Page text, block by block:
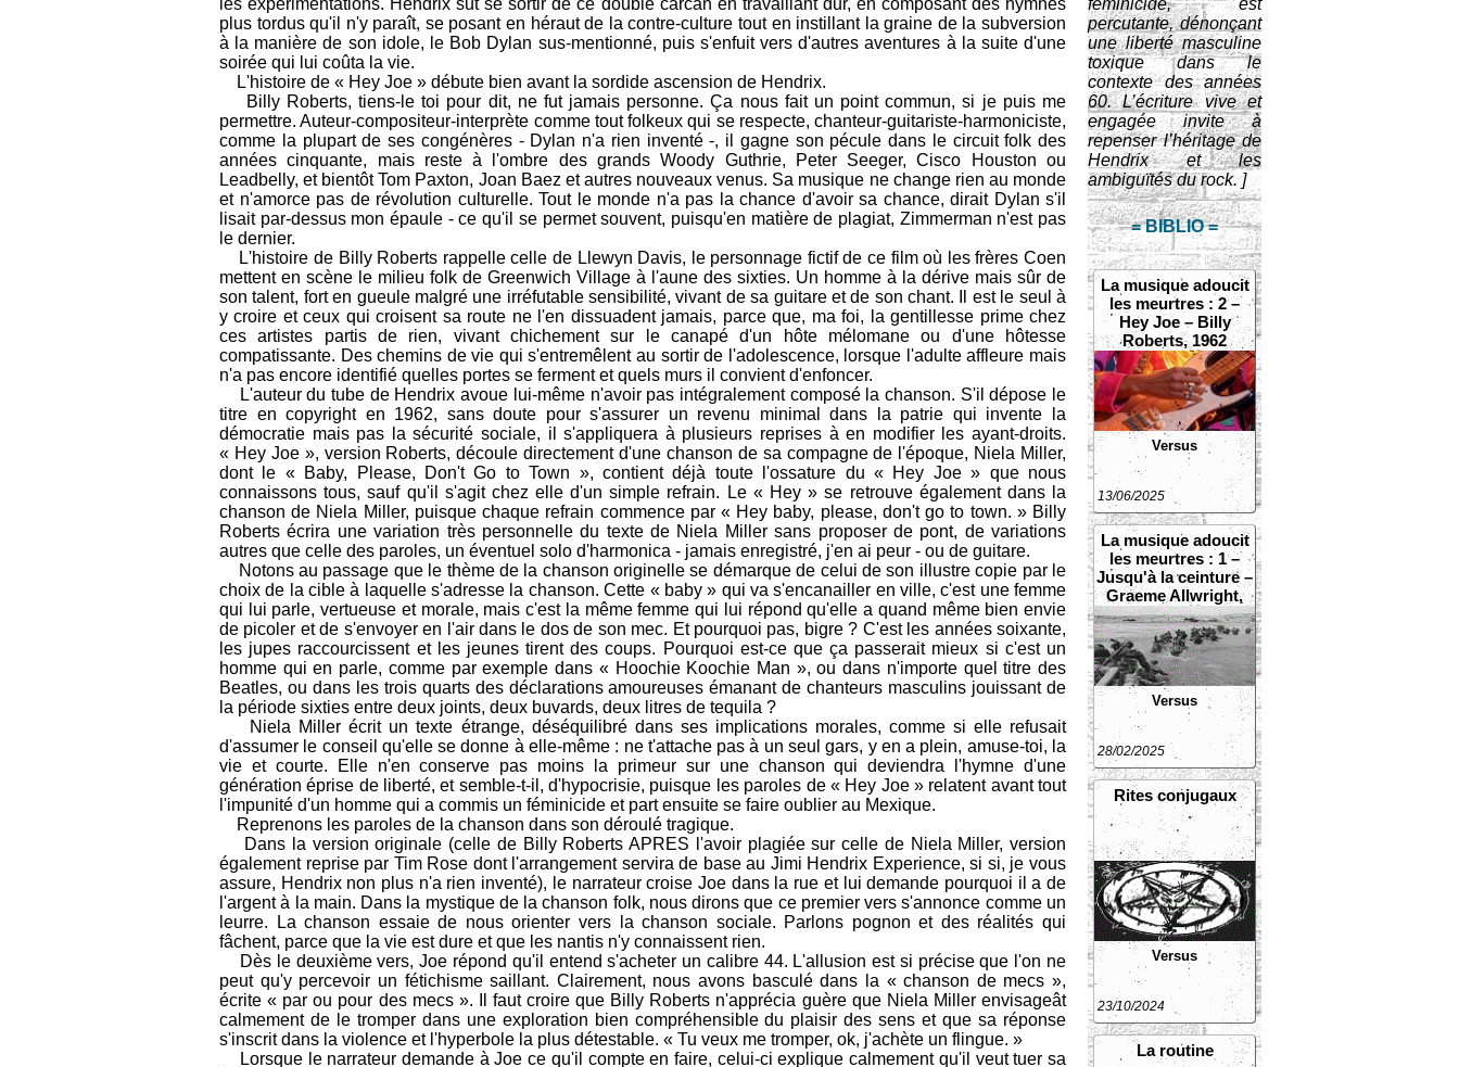
féminicide, est
percutante, dénonçant
une liberté masculine
toxique dans le
contexte des années
60. L’écriture vive et
engagée invite à
repenser l’héritage de
Hendrix et les
ambiguïtés du rock. ]
= BIBLIO =
La musique adoucit
les meurtres : 2 –
Hey Joe – Billy
Roberts, 1962
Versus
13/06/2025
La musique adoucit
les meurtres : 1 –
Jusqu'à la ceinture –
Graeme Allwright,
1968
Versus
28/02/2025
Rites conjugaux
Versus
23/10/2024
La routine
les expérimentations. Hendrix sut se sortir de ce double carcan en travaillant dur, en composant des hymnes
plus tordus qu'il n'y paraît, se posant en héraut de la contre-culture tout en instillant la graine de la subversion
à la manière de son idole, le Bob Dylan sus-mentionné, puis s'enfuit vers d'autres aventures à la suite d'une
soirée qui lui coûta la vie.
L'histoire de « Hey Joe » débute bien avant la sordide ascension de Hendrix.
Billy Roberts, tiens-le toi pour dit, ne fut jamais personne. Ça nous fait un point commun, si je puis me
permettre. Auteur-compositeur-interprète comme tout folkeux qui se respecte, chanteur-guitariste-harmoniciste,
comme la plupart de ses congénères - Dylan n'a rien inventé -, il gagne son pécule dans le circuit folk des
années cinquante, mais reste à l'ombre des grands Woody Guthrie, Peter Seeger, Cisco Houston ou
Leadbelly, et bientôt Tom Paxton, Joan Baez et autres nouveaux venus. Sa musique ne change rien au monde
et n'amorce pas de révolution culturelle. Tout le monde n'a pas la chance d'avoir sa chance, dirait Dylan s'il
lisait par-dessus mon épaule - ce qu'il se permet souvent, puisqu'en matière de plagiat, Zimmerman n'est pas
le dernier.
L'histoire de Billy Roberts rappelle celle de Llewyn Davis, le personnage fictif de ce film où les frères Coen
mettent en scène le milieu folk de Greenwich Village à l'aune des sixties. Un homme à la dérive mais sûr de
son talent, fort en gueule malgré une irréfutable sensibilité, vivant de sa guitare et de son chant. Il est le seul à
y croire et ceux qui croisent sa route ne l'en dissuadent jamais, parce que, ma foi, la gentillesse prime chez
ces artistes partis de rien, vivant chichement sur le canapé d'un hôte mélomane ou d'une hôtesse
compatissante. Des chemins de vie qui s'entremêlent au sortir de l'adolescence, lorsque l'adulte affleure mais
n'a pas encore identifié quelles portes se ferment et quels murs il convient d'enfoncer.
L'auteur du tube de Hendrix avoue lui-même n'avoir pas intégralement composé la chanson. S'il dépose le
titre en copyright en 1962, sans doute pour s'assurer un revenu minimal dans la patrie qui invente la
démocratie mais pas la sécurité sociale, il s'appliquera à plusieurs reprises à en modifier les ayant-droits.
« Hey Joe », version Roberts, découle directement d'une chanson de sa compagne de l'époque, Niela Miller,
dont le « Baby, Please, Don't Go to Town », contient déjà toute l'ossature du « Hey Joe » que nous
connaissons tous, sauf qu'il s'agit chez elle d'un simple refrain. Le « Hey » se retrouve également dans la
chanson de Niela Miller, puisque chaque refrain commence par « Hey baby, please, don't go to town. » Billy
Roberts écrira une variation très personnelle du texte de Niela Miller sans proposer de pont, de variations
autres que celle des paroles, un éventuel solo d'harmonica - jamais enregistré, j'en ai peur - ou de guitare.
Notons au passage que le thème de la chanson originelle se démarque de celui de son illustre copie par le
choix de la cible à laquelle s'adresse la chanson. Cette « baby » qui va s'encanailler en ville, c'est une femme
qui lui parle, vertueuse et morale, mais c'est la même femme qui lui répond qu'elle a quand même bien envie
de picoler et de s'envoyer en l'air dans le dos de son mec. Et pourquoi pas, bigre ? C'est les années soixante,
les jupes raccourcissent et les jeunes tirent des coups. Pourquoi est-ce que ça passerait mieux si c'est un
homme qui en parle, comme par exemple dans « Hoochie Koochie Man », ou dans n'importe quel titre des
Beatles, ou dans les trois quarts des déclarations amoureuses émanant de chanteurs masculins jouissant de
la période sixties entre deux joints, deux buvards, deux litres de tequila ?
Niela Miller écrit un texte étrange, déséquilibré dans ses implications morales, comme si elle refusait
d'assumer le conseil qu'elle se donne à elle-même : ne t'attache pas à un seul gars, y en a plein, amuse-toi, la
vie et courte. Elle n'en conserve pas moins la primeur sur une chanson qui deviendra l'hymne d'une
génération éprise de liberté, et semble-t-il, d'hypocrisie, puisque les paroles de « Hey Joe » relatent avant tout
l'impunité d'un homme qui a commis un féminicide et part ensuite se faire oublier au Mexique.
Reprenons les paroles de la chanson dans son déroulé tragique.
Dans la version originale (celle de Billy Roberts APRES l'avoir plagiée sur celle de Niela Miller, version
également reprise par Tim Rose dont l'arrangement servira de base au Jimi Hendrix Experience, si si, je vous
assure, Hendrix non plus n'a rien inventé), le narrateur croise Joe dans la rue et lui demande pourquoi il a de
l'argent à la main. Dans la mystique de la chanson folk, nous dirons que ce premier vers s'annonce comme un
leurre. La chanson essaie de nous orienter vers la chanson sociale. Parlons pognon et des réalités qui
fâchent, parce que la vie est dure et que les nantis n'y connaissent rien.
Dès le deuxième vers, Joe répond qu'il entend s'acheter un calibre 44. L'allusion est si précise que l'on ne
peut qu'y percevoir un fétichisme saillant. Clairement, nous avons basculé dans la « chanson de mecs »,
écrite « par ou pour des mecs ». Il faut croire que Billy Roberts n'apprécia guère que Niela Miller envisageât
calmement de le tromper dans une exploration bien compréhensible du plaisir des sens et que sa réponse
s'inscrit dans la violence et l'hyperbole la plus détestable. « Tu veux me tromper, ok, j'achète un flingue. »
Lorsque le narrateur demande à Joe ce qu'il compte en faire, celui-ci explique calmement qu'il veut tuer sa